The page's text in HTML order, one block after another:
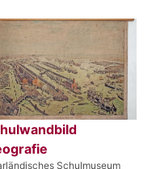
Schulmuseum